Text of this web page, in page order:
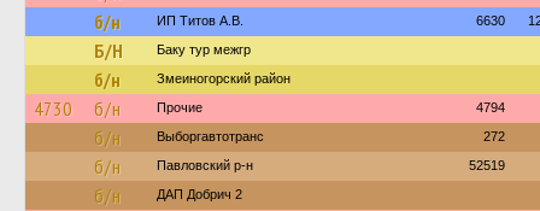
б/н ИП Титов А.В. 6630
Б/Н Баку тур межгр
б/н Змеиногорский район
4730 б/н Прочие 4794
б/н Выборгавтотранс 272
б/н Павловский р-н 52519
б/н ДАП Добрич 2